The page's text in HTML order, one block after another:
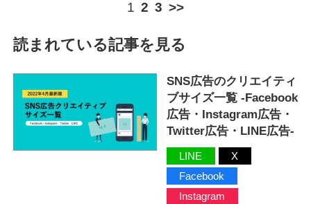
1 2 3 >>
読まれている記事を見る
SNS広告のクリエイティ
ブサイズ一覧 -Facebook
広告・Instagram広告・
Twitter広告・LINE広告-
LINE
X
Facebook
Instagram